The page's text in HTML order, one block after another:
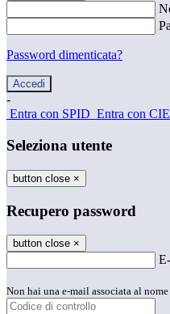
Password dimenticata?
-
Entra con SPID Entra con CIE
Seleziona utente
button close ×
Recupero password
button close ×
Non hai una e-mail associata al